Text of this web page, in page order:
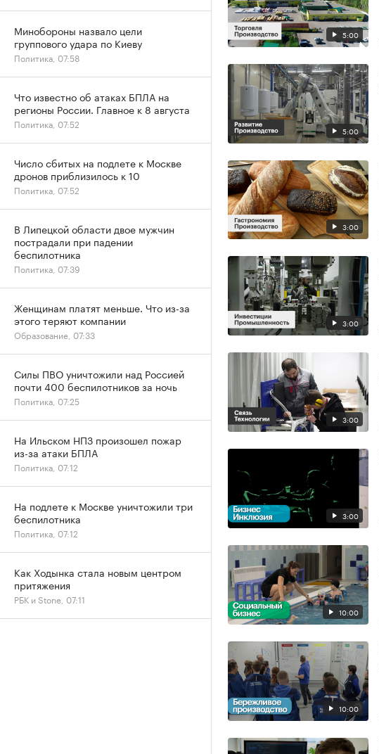
5:00
5:00
3:00
3:00
3:00
3:00
10:00
10:00
Минобороны назвало цели
группового удара по Киеву
Политика, 07:58
Что известно об атаках БПЛА на
регионы России. Главное к 8 августа
Политика, 07:52
Число сбитых на подлете к Москве
дронов приблизилось к 10
Политика, 07:52
В Липецкой области двое мужчин
пострадали при падении
беспилотника
Политика, 07:39
Женщинам платят меньше. Что из-за
этого теряют компании
Образование, 07:33
Силы ПВО уничтожили над Россией
почти 400 беспилотников за ночь
Политика, 07:25
На Ильском НПЗ произошел пожар
из-за атаки БПЛА
Политика, 07:12
На подлете к Москве уничтожили три
беспилотника
Политика, 07:12
Как Ходынка стала новым центром
притяжения
РБК и Stone, 07:11